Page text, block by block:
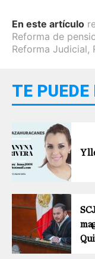
En este artículo
Reforma de
Reforma Judicial,
TE
Y